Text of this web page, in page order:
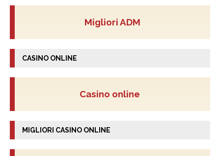
Migliori ADM
CASINO ONLINE
Casino online
MIGLIORI CASINO ONLINE